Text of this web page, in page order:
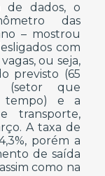
de dados, o
das
– mostrou
com
ou seja,
previsto (65
(setor que
tempo) e a
transporte,
A taxa de
porém a
de saída
como na